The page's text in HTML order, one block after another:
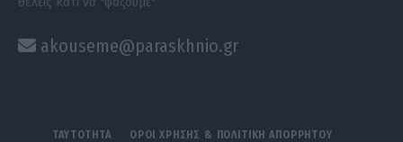
akouseme@paraskhnio.gr
ΤΑΥΤΟΤΗΤΑ ΟΡΟΙ ΧΡΗΣΗΣ & ΠΟΛΙΤΙΚΗ ΑΠΟΡΡΗΤΟΥ